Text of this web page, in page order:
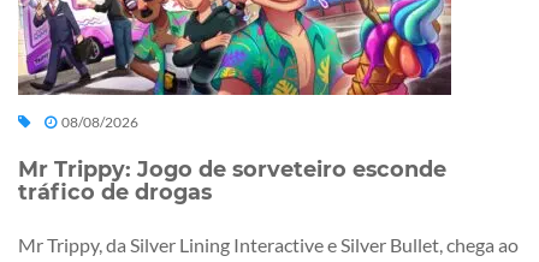
08/08/2026
Mr Trippy: Jogo de sorveteiro esconde
tráfico de drogas
Mr Trippy, da Silver Lining Interactive e Silver Bullet, chega ao